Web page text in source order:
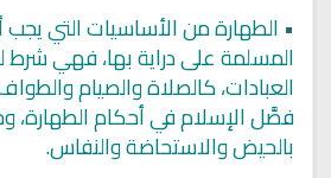
• الطهارة من الأساسيات التي يجب
المسلمة على دراية بها، فهي
العبادات، كالصلاة والصيام
فصَّل الإسلام في أحكام الطهارة،
بالحيض والاستحاضة والنفاس.